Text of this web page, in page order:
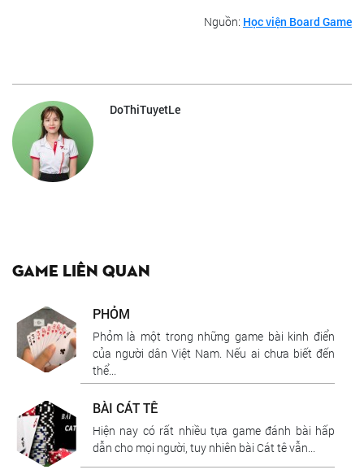
Nguồn: Học viện Board Game
DoThiTuyetLe
Game liên quan
PHỎM
Phỏm là một trong những game bài kinh điển
của người dân Việt Nam. Nếu ai chưa biết đến
thể...
BÀI CÁT TÊ
Hiện nay có rất nhiều tựa game đánh bài hấp
dẫn cho mọi người, tuy nhiên bài Cát tê vẫn...